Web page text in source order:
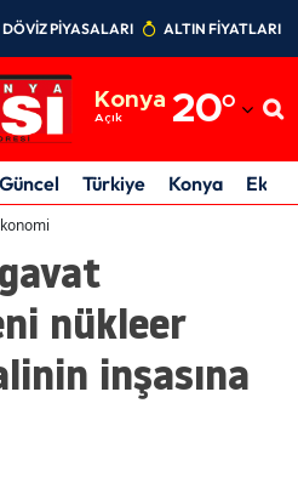
DÖVİZ PİYASALARI ALTIN FİYATLARI
Konya
Açık 20°
Adıyaman
Afyonkarahisar
Ankara
Antalya
Güncel Türkiye Konya
nükleer
inşasına